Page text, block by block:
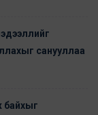
санууллаа
байхыг